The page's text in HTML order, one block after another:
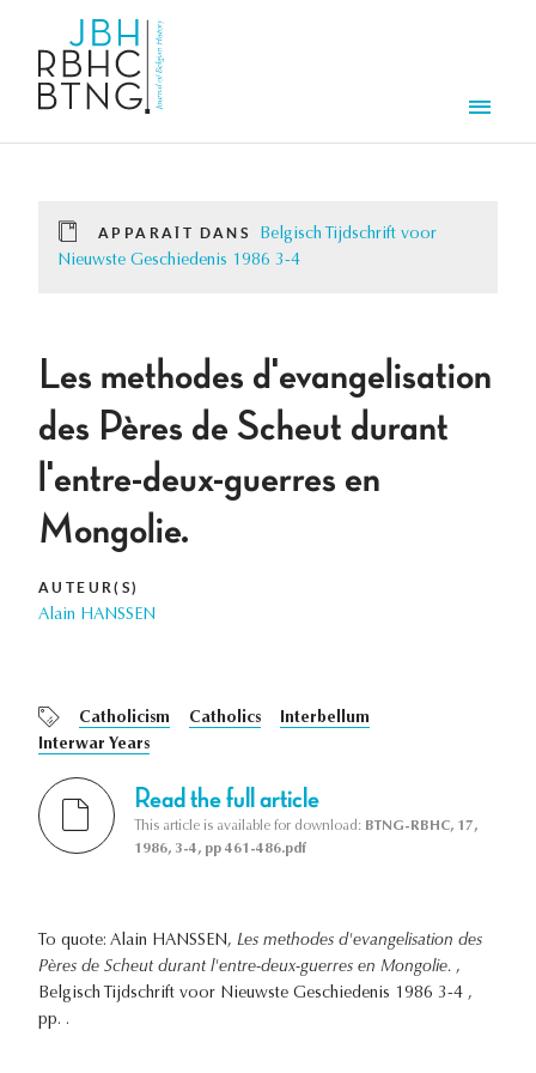
APPARAÎT DANS
Belgisch Tijdschrift voor
Nieuwste Geschiedenis 1986 3-4
Les methodes d'evangelisation
des Pères de Scheut durant
l'entre-deux-guerres en
Mongolie.
AUTEUR(S)
Alain HANSSEN
Catholicism Catholics
Interbellum
Interwar Years
Read the full article
This article is available for download: BTNG-RBHC, 17,
1986, 3-4, pp 461-486.pdf
To quote: Alain HANSSEN, Les methodes d'evangelisation des
Pères de Scheut durant l'entre-deux-guerres en Mongolie. ,
Belgisch Tijdschrift voor Nieuwste Geschiedenis 1986 3-4 ,
pp. .